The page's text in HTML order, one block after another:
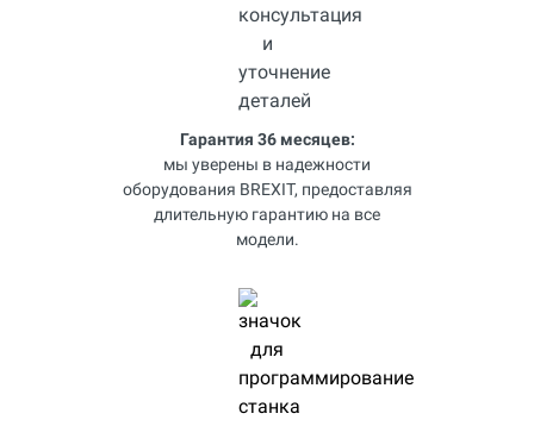
Гарантия 36 месяцев:
мы уверены в надежности
оборудования BREXIT, предоставляя
длительную гарантию на все
модели.